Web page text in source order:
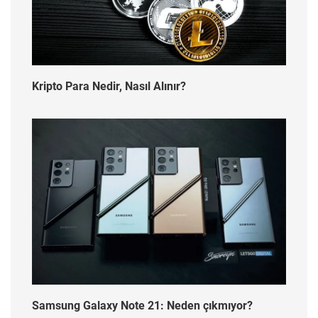
Kripto Para Nedir, Nasıl Alınır?
Samsung Galaxy Note 21: Neden çıkmıyor?